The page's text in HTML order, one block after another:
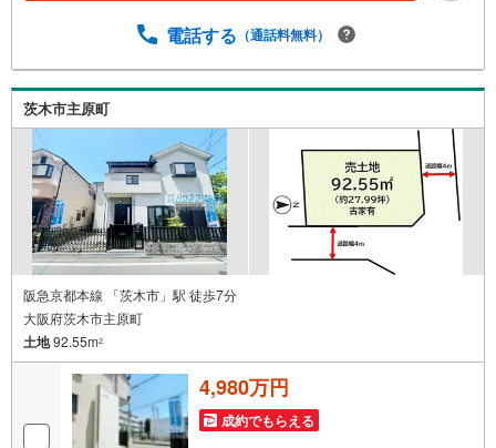
バス乗車約12分で東海道本線「茨木駅」へのアクセス可
◆スーパーやコンビニ、ドラッグストアが徒歩5分圏内に揃
う便利な立地！◆中津小学校徒歩5分、東中学校徒歩8分！
周辺はこども園や公園も複数あり、子育てがしやすい住環
境！◆周辺は店舗や事務所が混在する住宅地です。東証上
場のウィルで安心取引！定休日無！キッズスペース有！オ
ンライン相談対応！平日特典！
電話する （通話料無料）
茨木市主原町
阪急京都本線 「茨木市」駅 徒歩7分
大阪府茨木市主原町
土地92.55m2
4,980万円
成約でもらえる